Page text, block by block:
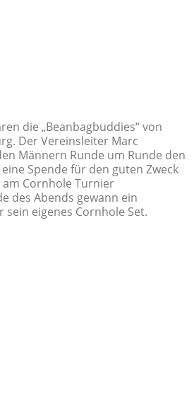
die „Beanbagbuddies“ von
Der Vereinsleiter Marc
Männern Runde um Runde den
Spende für den guten Zweck
Cornhole Turnier
des Abends gewann ein
eigenes Cornhole Set.